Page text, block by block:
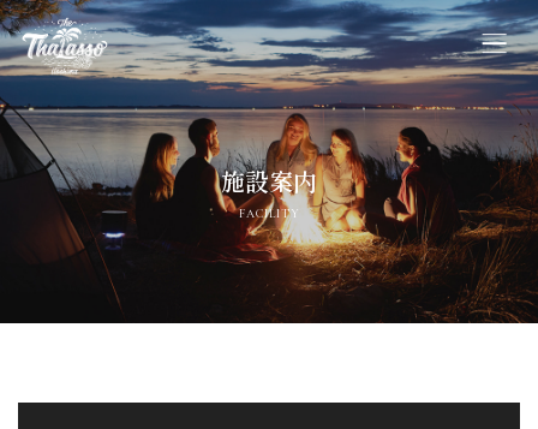
ホーム
料金・Webご予約
施設案内
施設案内
FACILITY